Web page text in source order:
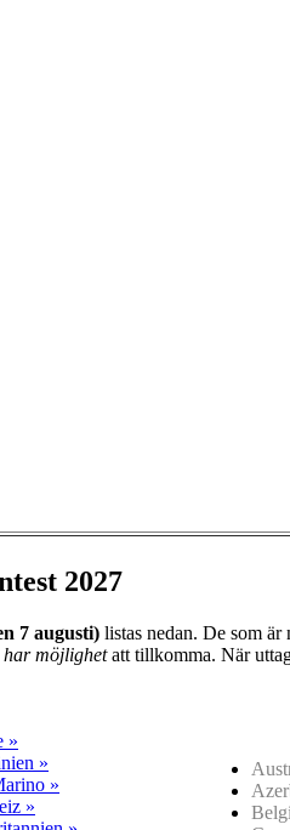
2027
7 augusti) listas nedan. De som är
har möjlighetatt tillkomma. När
»
»
»
»